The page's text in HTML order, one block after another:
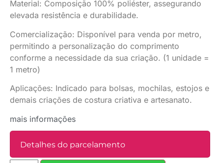
Material: Composição 100% poliéster, assegurando
elevada resistência e durabilidade.
Comercialização: Disponível para venda por metro,
permitindo a personalização do comprimento
conforme a necessidade da sua criação. (1 unidade =
1 metro)
Aplicações: Indicado para bolsas, mochilas, estojos e
demais criações de costura criativa e artesanato.
mais informações
Detalhes do parcelamento